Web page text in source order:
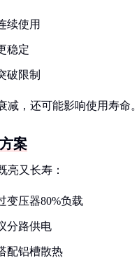
续使用
稳定
破限制
减，还可能影响使用寿命。
案
亮又长寿：
变压器80%负载
分路供电
配铝槽散热